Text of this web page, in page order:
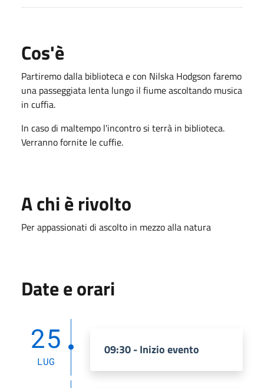
Cos'è
Partiremo dalla biblioteca e con Nilska Hodgson faremo
una passeggiata lenta lungo il fiume ascoltando musica
in cuffia.
In caso di maltempo l'incontro si terrà in biblioteca.
Verranno fornite le cuffie.
A chi è rivolto
Per appassionati di ascolto in mezzo alla natura
Date e orari
25
LUG
09:30 - Inizio evento